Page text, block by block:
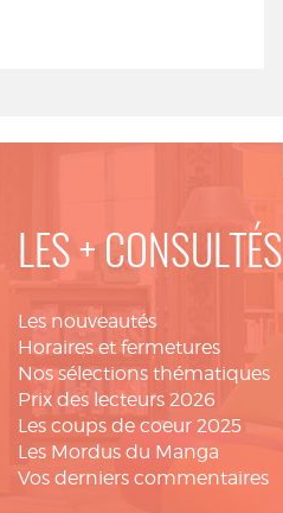
LES + CONSULTÉS
Les nouveautés
Horaires et fermetures
Nos sélections thématiques
Prix des lecteurs 2026
Les coups de coeur 2025
Les Mordus du Manga
Vos derniers commentaires